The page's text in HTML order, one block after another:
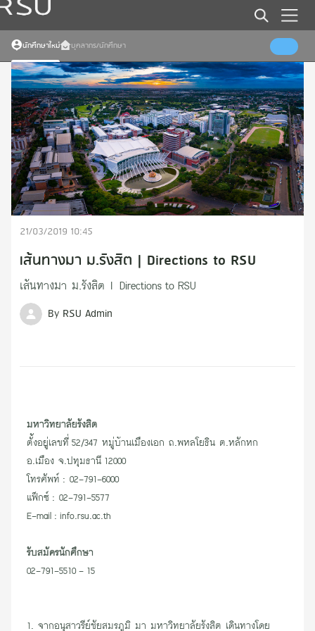
นักศึกษาใหม่ บุคลากร/นักศึกษา
21/03/2019 10:45
เส้นทางมา ม.รังสิต | Directions to RSU
เส้นทางมา ม.รังสิต | Directions to RSU
By RSU Admin
มหาวิทยาลัยรังสิต
ตั้งอยู่เลขที่ 52/347 หมู่บ้านเมืองเอก ถ.พหลโยธิน ต.หลักหก
อ.เมือง จ.ปทุมธานี 12000
โทรศัพท์ : 02-791-6000
แฟ็กซ์ : 02-791-5577
E-mail : info.rsu.ac.th
รับสมัครนักศึกษา
02-791-5510 - 15
1. จากอนุสาวรีย์ชัยสมรภูมิ มา มหาวิทยาลัยรังสิต เดินทางโดย
Error
Somthing went wrong
Error
Somthing went wrong
Error